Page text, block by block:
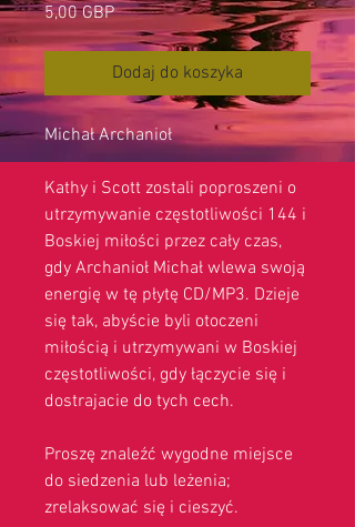
5,00 GBPCena
Dodaj do koszyka
Michał Archanioł
Kathy i Scott zostali poproszeni o
utrzymywanie częstotliwości 144 i
Boskiej miłości przez cały czas,
gdy Archanioł Michał wlewa swoją
energię w tę płytę CD/MP3. Dzieje
się tak, abyście byli otoczeni
miłością i utrzymywani w Boskiej
częstotliwości, gdy łączycie się i
dostrajacie do tych cech.
Proszę znaleźć wygodne miejsce
do siedzenia lub leżenia;
zrelaksować się i cieszyć.